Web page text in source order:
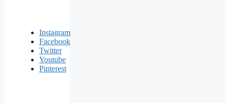
Instagram
Facebook
Twitter
Youtube
Pinterest